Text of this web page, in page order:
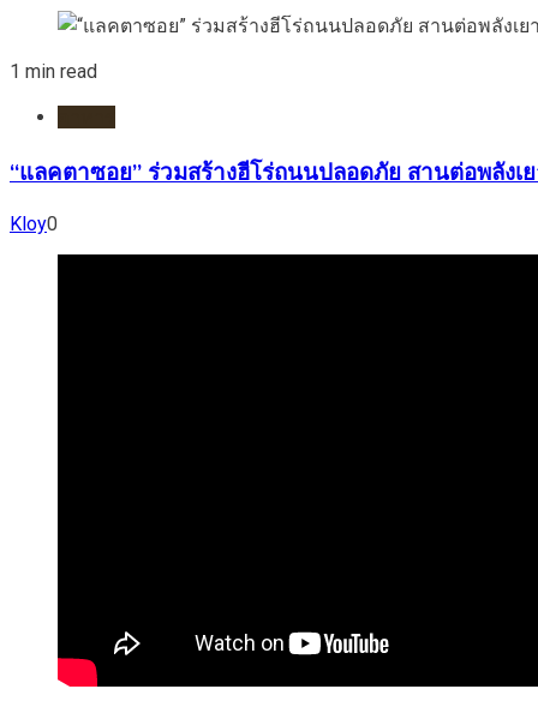
1 min read
“แลคตาซอย” ร่วมสร้างฮีโร่ถนนปลอดภัย สานต่อพลัง
Kloy0